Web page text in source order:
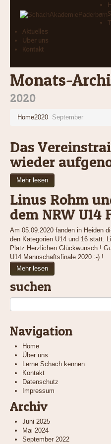
Aktuelles
Über uns
Kontakt
Monats-
2020
Home2020 September
Das
wieder
Mehr lesen
Linus Rohm
dem NRW U14
Am 05.09.2020 fanden in Heiden
den Kategorien U14 und 16 statt.
Platz Herzlichen Glückwunsch !
U14 Mannschaftsfinale 2020 :-) !
Mehr lesen
suchen
Navigation
Home
Über uns
Lerne Schach kennen
Kontakt
Datenschutz
Impressum
Archiv
Juni 2025
Mai 2024
September 2022